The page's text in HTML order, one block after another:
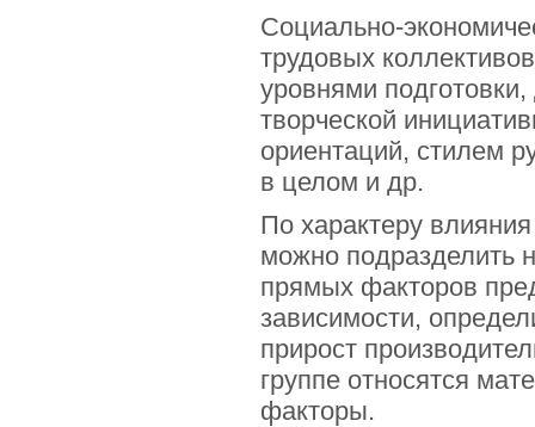
Социально-
трудовых
уровнями
творческой
ориентаций, стилем
в целом и др.
По характеру
можно подразделить
прямых факторов
зависимости,
прирост
группе относятся
факторы.